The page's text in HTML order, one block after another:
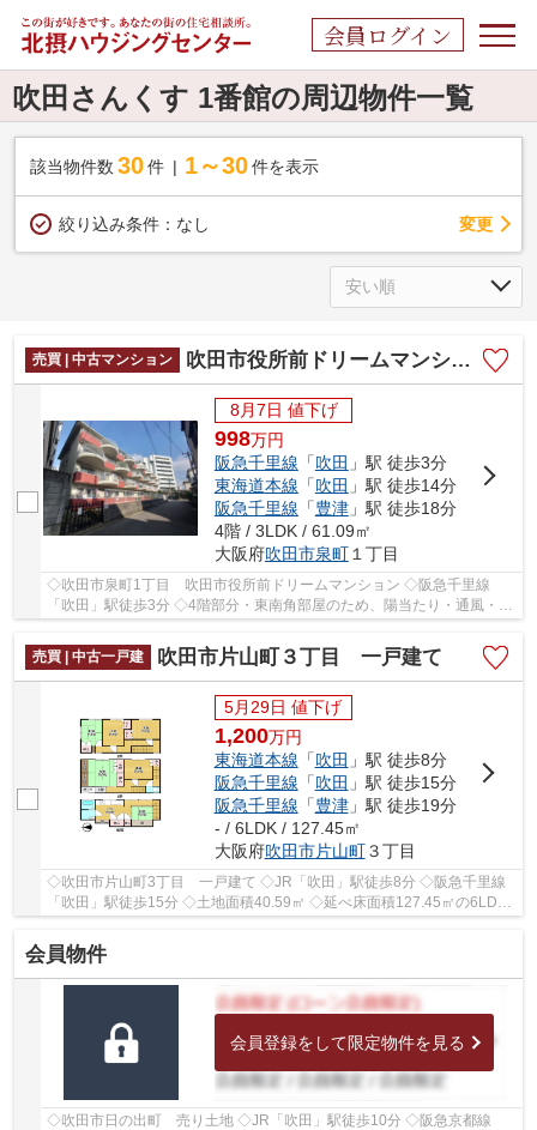
会員ログイン
吹田さんくす 1番館の周辺物件一覧
該当物件数 30件 1～30 件を表示
絞り込み条件： なし 変更
売買 | 中古マンション 吹田市役所前ドリームマンション
8月7日 値下げ
998万円
阪急千里線 「吹田 」駅 徒歩3分
東海道本線 「吹田 」駅 徒歩14分
阪急千里線 「豊津」駅 徒歩18分
4階 / 3LDK / 61.09㎡
大阪府吹田市泉町１丁目
◇吹田市泉町1丁目 吹田市役所前ドリームマンション ◇阪急千里線
「吹田」駅徒歩3分 ◇4階部分・東南角部屋のため、陽当たり・通風・眺
売買 | 中古一戸建
吹田市片山町３丁目 一戸建て
5月29日 値下げ
1,200万円
東海道本線 「吹田 」駅 徒歩8分
阪急千里線 「吹田 」駅 徒歩15分
阪急千里線 「豊津」駅 徒歩19分
- / 6LDK / 127.45㎡
大阪府吹田市片山町３丁目
◇吹田市片山町3丁目 一戸建て ◇JR「吹田」駅徒歩8分 ◇阪急千里線
「吹田」駅徒歩15分 ◇土地面積40.59㎡ ◇延べ床面積127.45㎡の6LDK
会員物件
会員登録をして限定物件を見る
◇吹田市日の出町 売り土地 ◇JR「吹田」駅徒歩10分 ◇阪急京都線